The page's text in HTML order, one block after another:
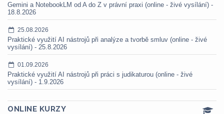
Gemini a NotebookLM od A do Z v právní praxi (online - živé vysílání) -
18.8.2026
25.08.2026
Praktické využití AI nástrojů při analýze a tvorbě smluv (online - živé
vysílání) - 25.8.2026
01.09.2026
Praktické využití AI nástrojů při práci s judikaturou (online - živé
vysílání) - 1.9.2026
ONLINE KURZY